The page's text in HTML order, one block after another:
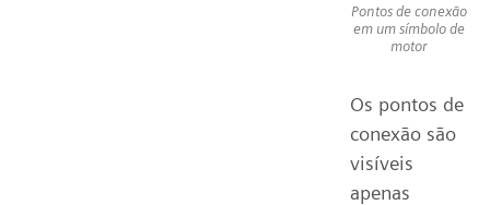
Pontos de conexão
em um símbolo de
motor
Os pontos de
conexão são
visíveis
apenas